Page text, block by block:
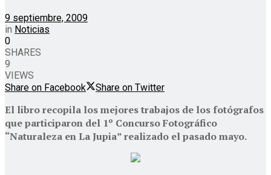
9 septiembre, 2009
in Noticias
0
SHARES
9
VIEWS
Share on Facebook
Share on Twitter
El libro recopila los mejores trabajos de los fotógrafos
que participaron del 1º Concurso Fotográfico
“Naturaleza en La Jupia” realizado el pasado mayo.